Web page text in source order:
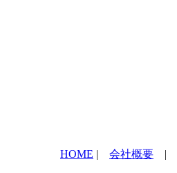
HOME | 会社概要 |